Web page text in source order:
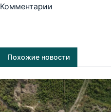
Комментарии
Похожие новости